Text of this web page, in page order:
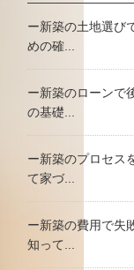
ー新築の土地選び
めの確...
ー新築のローンで
の基礎...
ー新築のプロセス
て家づ...
ー新築の費用で失
知って...